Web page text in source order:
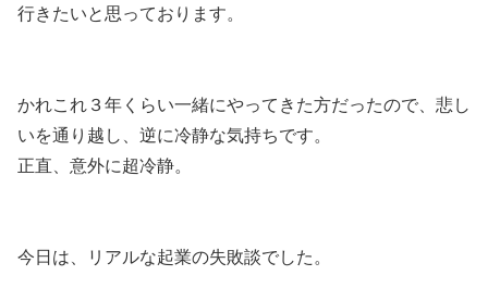
行きたいと思っております。
かれこれ３年くらい一緒にやってきた方だったので、悲し
いを通り越し、逆に冷静な気持ちです。
正直、意外に超冷静。
今日は、リアルな起業の失敗談でした。